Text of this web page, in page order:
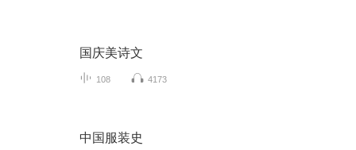
国庆美诗文
108 4173
中国服装史